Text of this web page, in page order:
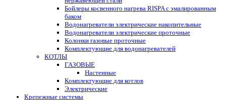
Бойлеры косвенного нагрева RISPA с эмалированным
баком
Водонагреватели электрические накопительные
Водонагреватели электрические проточные
Колонки газовые проточные
Комплектующие для водонагревателей
КОТЛЫ
ГАЗОВЫЕ
Настенные
Комплектующие для котлов
Электрические
Крепежные системы